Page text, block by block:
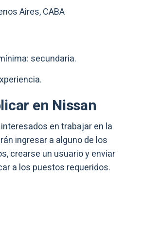
Aires, CABA
secundaria.
en Nissan
en trabajar en la
ingresar a alguno de los
crearse un usuario y enviar
a los puestos requeridos.